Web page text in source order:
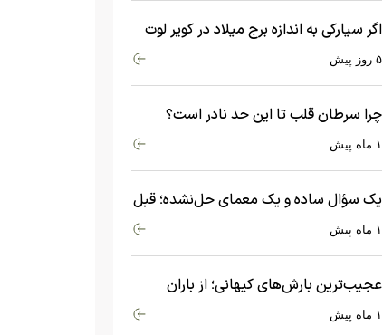
اگر سیارکی به اندازه برج میلاد در کویر لوت
سقوط کند، چه اتفاقی می‌افتد؟
۵ روز پیش
چرا سرطان قلب تا این حد نادر است؟
ماجرای معامله عجیبی که در بدن اتفاق۱ ماه پیش
یک سؤال ساده و یک معمای حل‌نشده؛ قبل
از بیگ‌بنگ و آغاز جهان چه چیزی وجود۱ ماه پیش
عجیب‌ترین بارش‌های کیهانی؛ از باران
جواهرات گران‌قیمت تا بارش آهن و شیشه۱ ماه پیش